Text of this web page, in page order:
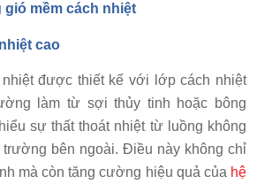
gió mềm cách nhiệt
cao
được thiết kế với lớp cách nhiệt
làm từ sợi thủy tinh hoặc bông
sự thất thoát nhiệt từ luồng không
trường bên ngoài. Điều này không chỉ
mà còn tăng cường hiệu quả của hệ